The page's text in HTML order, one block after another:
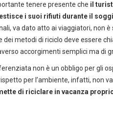
DEDICACIUN
conoscere
scaricando i
CLICCA SULLE
tenere presente che il
i suoi rifiuti durante il
va dato atto ai viaggiatori, non
dei metodi di riciclo deve essere
accorgimenti semplici ma di
non è un obbligo per gli
per l’ambiente, infatti, non
di riciclare in vacanza